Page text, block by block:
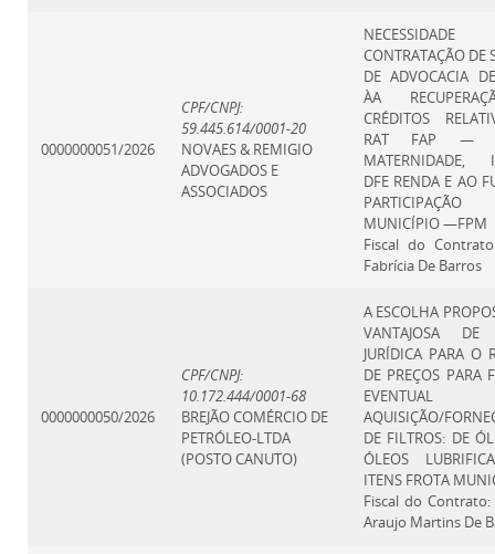
0000000051/2026
CPF/CNPJ:
59.445.614/0001-20
NOVAES & REMIGIO
ADVOGADOS E
ASSOCIADOS
CONTRATAÇÃO DE
DE ADVOCACIA
ÀA
CRÉDITOS
RAT FAP —
MATERNIDADE,
DFE RENDA E AO
MUNICÍPIO —FPM
Fiscal do
Fabrícia De Barros
0000000050/2026
CPF/CNPJ:
10.172.444/0001-68
BREJÃO COMÉRCIO DE
PETRÓLEO-LTDA
(POSTO CANUTO)
A ESCOLHA
VANTAJOSA DE
JURÍDICA PARA O
DE PREÇOS PARA
EVENTUAL
AQUISIÇÃO/
DE FILTROS: DE
ÓLEOS
ITENS FROTA
Fiscal do
Araujo Martins De